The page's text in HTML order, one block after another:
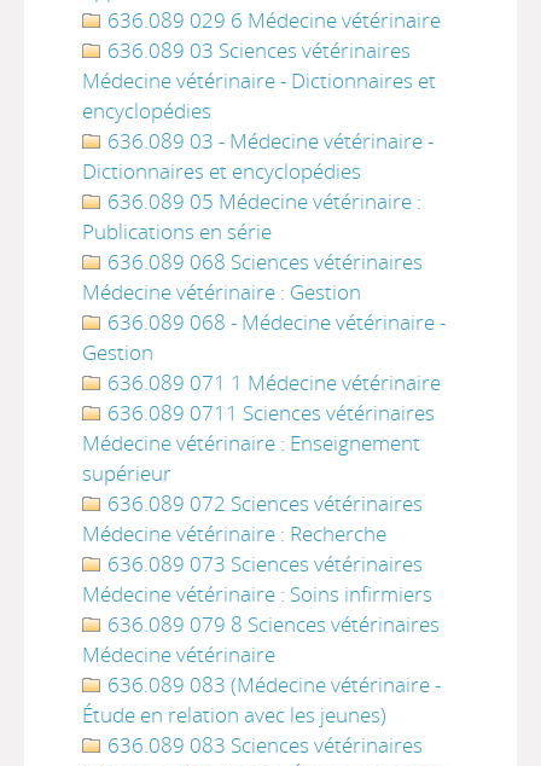
636.089 029 6 Médecine vétérinaire
636.089 03 Sciences vétérinaires
Médecine vétérinaire - Dictionnaires et
encyclopédies
636.089 03 - Médecine vétérinaire -
Dictionnaires et encyclopédies
636.089 05 Médecine vétérinaire :
Publications en série
636.089 068 Sciences vétérinaires
Médecine vétérinaire : Gestion
636.089 068 - Médecine vétérinaire -
Gestion
636.089 071 1 Médecine vétérinaire
636.089 0711 Sciences vétérinaires
Médecine vétérinaire : Enseignement
supérieur
636.089 072 Sciences vétérinaires
Médecine vétérinaire : Recherche
636.089 073 Sciences vétérinaires
Médecine vétérinaire : Soins infirmiers
636.089 079 8 Sciences vétérinaires
Médecine vétérinaire
636.089 083 (Médecine vétérinaire -
Étude en relation avec les jeunes)
636.089 083 Sciences vétérinaires